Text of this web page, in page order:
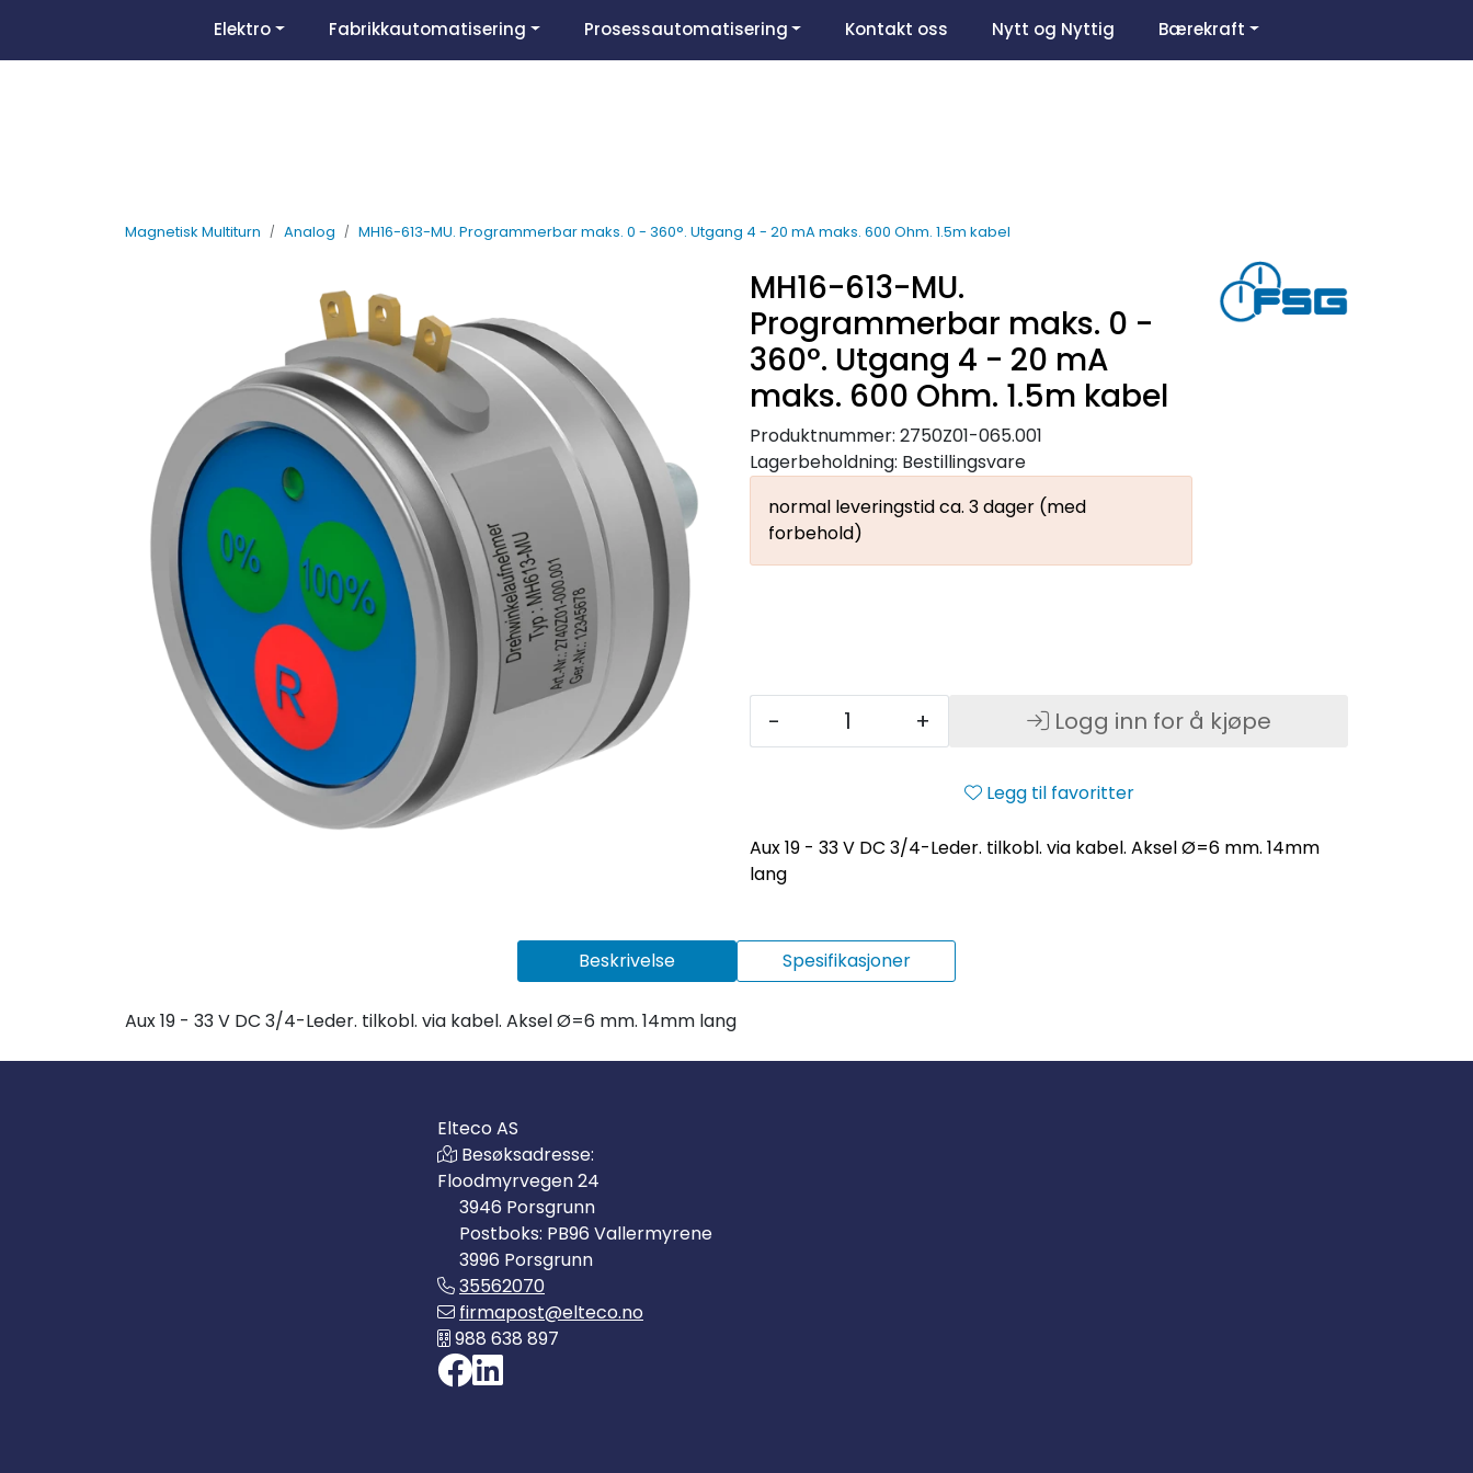
Om oss Favoritter
Elektro Fabrikkautomatisering Prosessautomatisering Kontakt oss Nytt og Nyttig Bærekraft
Magnetisk Multiturn Analog MH16-613-MU. Programmerbar maks. 0 - 360°. Utgang 4 - 20 mA maks. 600 Ohm. 1.5m kabel
MH16-613-MU.
Programmerbar maks. 0 -
360°. Utgang 4 - 20 mA
maks. 600 Ohm. 1.5m kabel
Produktnummer: 2750Z01-065.001
Lagerbeholdning: Bestillingsvare
normal leveringstid ca. 3 dager (med
forbehold)
- + Logg inn for å kjøpe
Legg til favoritter
Aux 19 - 33 V DC 3/4-Leder. tilkobl. via kabel. Aksel Ø=6 mm. 14mm
lang
Beskrivelse Spesifikasjoner
Aux 19 - 33 V DC 3/4-Leder. tilkobl. via kabel. Aksel Ø=6 mm. 14mm lang
Elteco AS
Besøksadresse:
Floodmyrvegen 24
3946 Porsgrunn
Postboks: PB96 Vallermyrene
3996 Porsgrunn
35562070
firmapost@elteco.no
988 638 897